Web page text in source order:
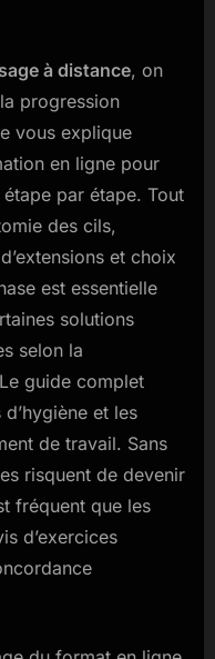
à distance, on
progression
vous explique
en ligne pour
par étape. Tout
des cils,
et choix
est essentielle
solutions
selon la
guide complet
et les
de travail. Sans
risquent de devenir
fréquent que les
d’exercices